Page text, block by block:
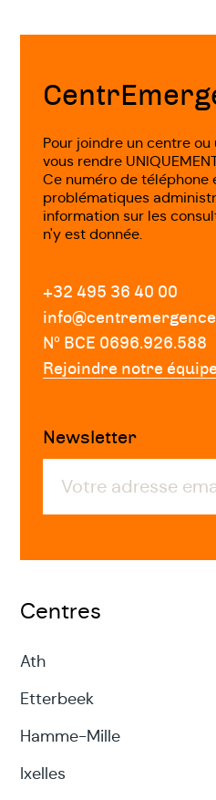
Fin
Pour joindre un centre
vous rendre
Ce numéro de téléphone
problématiques
information sur les
n'y est donnée.
+32 495 36 40 00
Nº BCE 0696.926.588
Rejoindre notre équipe
Newsletter
Centres
Ath
Etterbeek
Hamme-Mille
Ixelles